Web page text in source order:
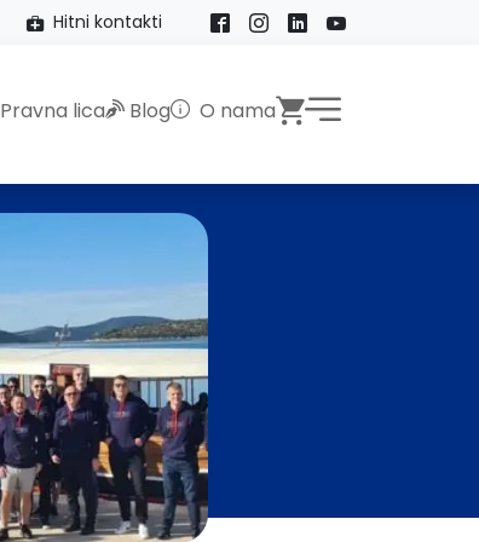
Hitni kontakti Facebook
Instagram
LinkedInYouTube
Pravna lica Blog O nama Webshop